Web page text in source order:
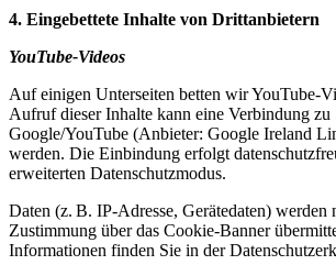
4. Eingebettete Inhalte von Drittanbietern
YouTube-Videos
Auf einigen Unterseiten betten wir YouTube-
Aufruf dieser Inhalte kann eine Verbindung zu
Google/YouTube (Anbieter: Google Ireland
werden. Die Einbindung erfolgt
erweiterten Datenschutzmodus.
Daten (z. B. IP-Adresse, Gerätedaten) werden
Zustimmung über das Cookie-Banner
Informationen finden Sie in der